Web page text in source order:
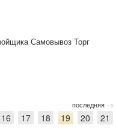
Самовывоз Торг
последняя →
16 17 18 19 20
21